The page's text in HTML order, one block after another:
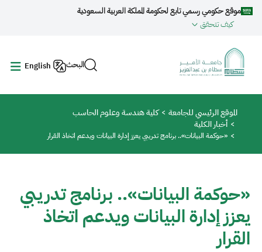
تجاوز إلى المحتوى الرئيسي
موقع حكومي رسمي تابع لحكومة المملكة العربية السعودية
كيف تتحقق
البحث English
مسار التنقل
الموقع الرئيسي للجامعة
كلية هندسة وعلوم الحاسب
أخبار الكلية
«حوكمة البيانات».. برنامج تدريبي يعزز إدارة البيانات ويدعم اتخاذ القرار
«حوكمة البيانات».. برنامج تدريبي
يعزز إدارة البيانات ويدعم اتخاذ
القرار